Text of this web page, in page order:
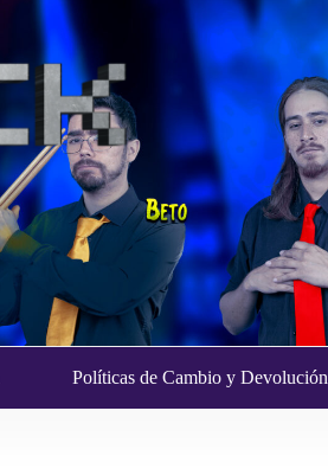
Políticas de Cambio y Devolución